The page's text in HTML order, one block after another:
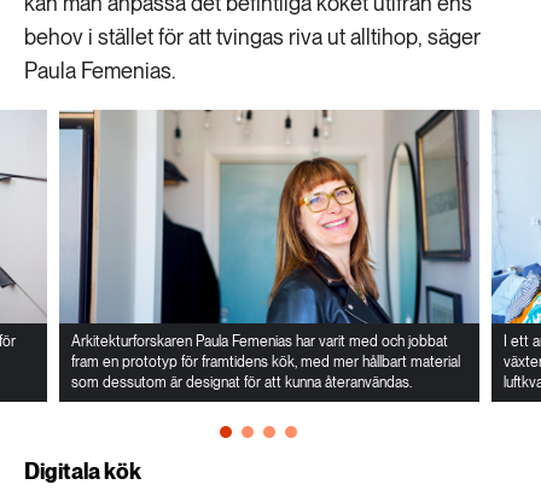
behov i stället för att tvingas riva ut alltihop, säger
Paula Femenias.
Arkitekturforskaren Paula Femenias har varit med och jobbat
fram en prototyp för framtidens kök, med mer hållbart material
som dessutom är designat för att kunna återanvändas.
I ett
Digitala kök